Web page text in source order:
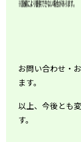
お問い合わせ・
ます。
以上、今後とも
す。